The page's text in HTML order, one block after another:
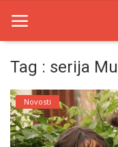
Home
Novosti
Tag : serija
Novosti